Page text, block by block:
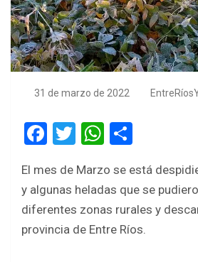
31 de marzo de 2022
F
ce
b
o
T
tt
er
W
at
s
A
ar
e
El mes de Marzo se está
y algunas heladas que se
diferentes zonas rurales y
provincia de Entre Ríos.